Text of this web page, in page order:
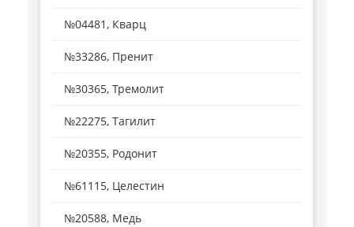
№04481, Кварц
№33286, Пренит
№30365, Тремолит
№22275, Тагилит
№20355, Родонит
№61115, Целестин
№20588, Медь